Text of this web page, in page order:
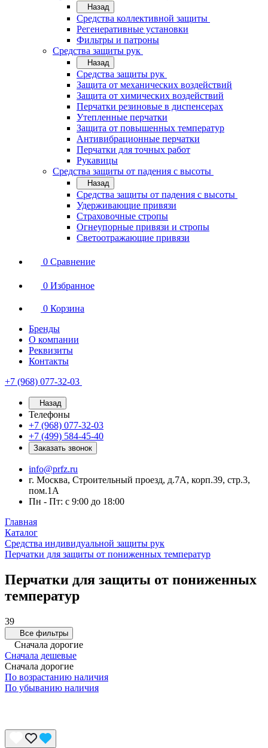
Назад
Средства коллективной защиты
Регенеративные установки
Фильтры и патроны
Средства защиты рук
Назад
Средства защиты рук
Защита от механических воздействий
Защита от химических воздействий
Перчатки резиновые в диспенсерах
Утепленные перчатки
Защита от повышенных температур
Антивибрационные перчатки
Перчатки для точных работ
Рукавицы
Средства защиты от падения с высоты
Назад
Средства защиты от падения с высоты
Удерживающие привязи
Страховочные стропы
Огнеупорные привязи и стропы
Светоотражающие привязи
0 Сравнение
0 Избранное
0 Корзина
Бренды
О компании
Реквизиты
Контакты
+7 (968) 077-32-03
Назад
Телефоны
+7 (968) 077-32-03
+7 (499) 584-45-40
Заказать звонок
info@prfz.ru
г. Москва, Строительный проезд, д.7А, корп.39, стр.3,
пом.1А
Пн - Пт: с 9:00 до 18:00
Главная
Каталог
Средства индивидуальной защиты рук
Перчатки для защиты от пониженных температур
Перчатки для защиты от пониженных
температур
39
Все фильтры
Сначала дорогие
Сначала дешевые
Сначала дорогие
По возрастанию наличия
По убыванию наличия